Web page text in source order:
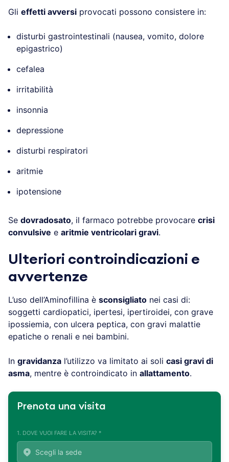
Gli effetti avversi provocati possono consistere in:
disturbi gastrointestinali (nausea, vomito, dolore
epigastrico)
cefalea
irritabilità
insonnia
depressione
disturbi respiratori
aritmie
ipotensione
Se dovradosato, il farmaco potrebbe provocare crisi
convulsive e aritmie ventricolari gravi.
Ulteriori controindicazioni e
avvertenze
L’uso dell’Aminofillina è sconsigliato nei casi di:
soggetti cardiopatici, ipertesi, ipertiroidei, con grave
ipossiemia, con ulcera peptica, con gravi malattie
epatiche o renali e nei bambini.
In gravidanza l’utilizzo va limitato ai soli casi gravi di
asma, mentre è controindicato in allattamento.
Prenota una visita
1. DOVE VUOI FARE LA VISITA? *